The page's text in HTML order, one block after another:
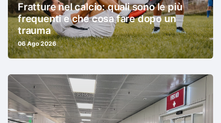
Fratture nel calcio: quali sono le più
frequenti e che cosa fare dopo un
trauma
06 Ago 2026